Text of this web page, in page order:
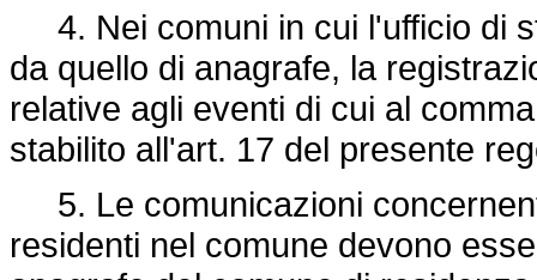
4. Nei comuni in cui l'ufficio di
da quello di anagrafe, la
relative agli eventi di cui al
stabilito all'art. 17 del presente
5. Le comunicazioni
residenti nel comune devono